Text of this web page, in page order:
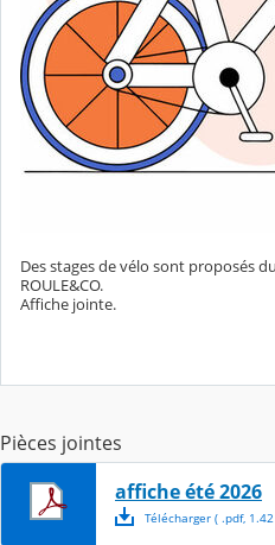
Des stages de vélo sont proposés
ROULE&CO.
Affiche jointe.
Pièces jointes
affiche été 2026
Télécharger( .pdf, 1.42